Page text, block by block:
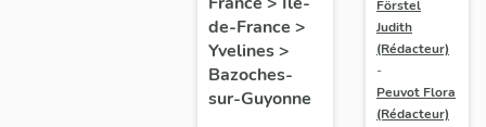
Louis
Carré
dite maison
Louis Carré
de-France >
Yvelines>
Bazoches-
sur-Guyonne
Förstel
Judith
(Rédacteur)
-
Peuvot Flora
(Rédacteur)